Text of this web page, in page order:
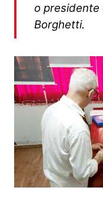
o presidente
Borghetti.